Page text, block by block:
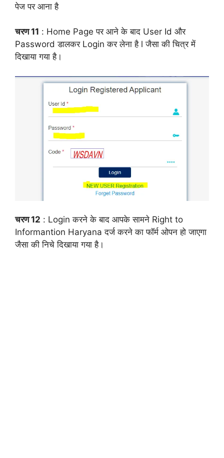
पेज पर आना है
चरण 11 : Home Page पर आने के बाद User Id और
Password डालकर Login कर लेना है l जैसा की चित्र में
दिखाया गया है।
चरण 12 : Login करने के बाद आपके सामने Right to
Informantion Haryana दर्ज करने का फॉर्म ओपन हो जाएगा
जैसा की निचे दिखाया गया है।